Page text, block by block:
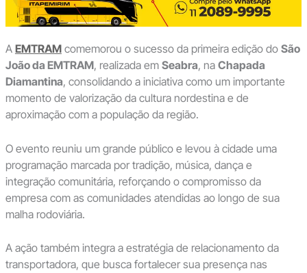
A EMTRAMcomemorou o sucesso da primeira edição do São
João da EMTRAM, realizada em Seabra, na Chapada
Diamantina, consolidando a iniciativa como um importante
momento de valorização da cultura nordestina e de
aproximação com a população da região.
O evento reuniu um grande público e levou à cidade uma
programação marcada por tradição, música, dança e
integração comunitária, reforçando o compromisso da
empresa com as comunidades atendidas ao longo de sua
malha rodoviária.
A ação também integra a estratégia de relacionamento da
transportadora, que busca fortalecer sua presença nas